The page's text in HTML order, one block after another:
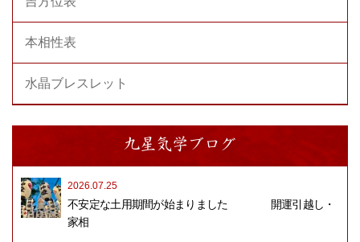
本相性表
水晶ブレスレット
九星気学ブログ
2026.07.25
不安定な土用期間が始まりました 開運引越し・
家相